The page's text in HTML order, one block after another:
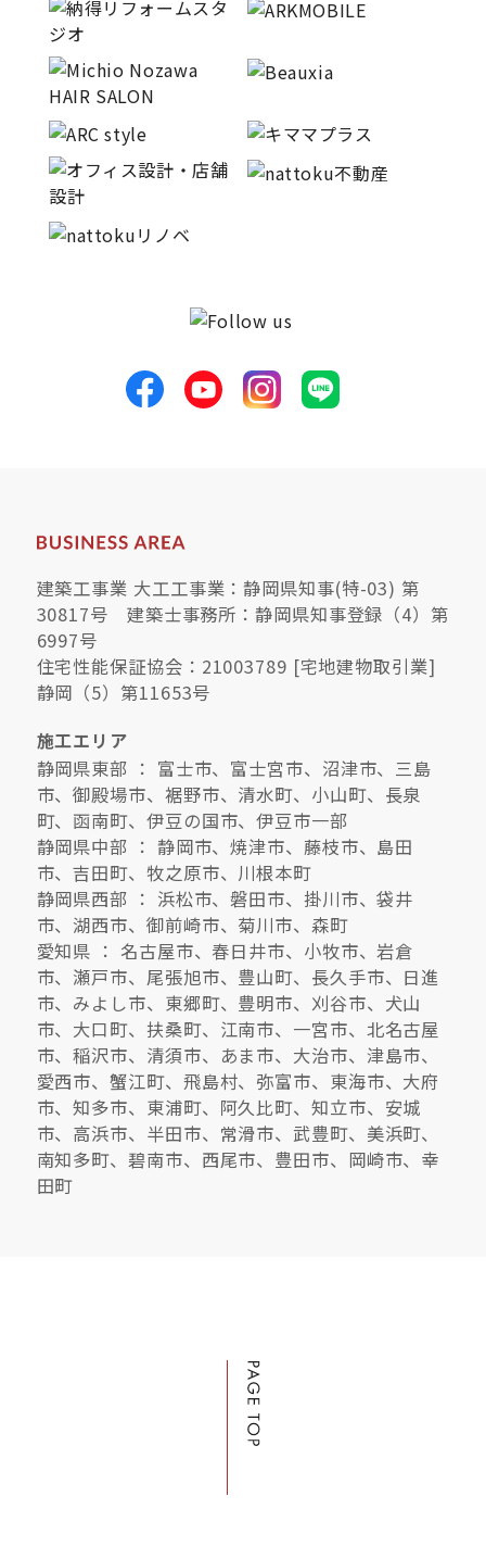
建築工事業 大工工事業：静岡県知事(特-03) 第
30817号 建築士事務所：静岡県知事登録（4）第
6997号
住宅性能保証協会：21003789 [宅地建物取引業]
静岡（5）第11653号
施工エリア
静岡県東部 ： 富士市、富士宮市、沼津市、三島
市、御殿場市、裾野市、清水町、小山町、長泉
町、函南町、伊豆の国市、伊豆市一部
静岡県中部 ： 静岡市、焼津市、藤枝市、島田
市、吉田町、牧之原市、川根本町
静岡県西部 ： 浜松市、磐田市、掛川市、袋井
市、湖西市、御前崎市、菊川市、森町
愛知県 ： 名古屋市、春日井市、小牧市、岩倉
市、瀬戸市、尾張旭市、豊山町、長久手市、日進
市、みよし市、東郷町、豊明市、刈谷市、犬山
市、大口町、扶桑町、江南市、一宮市、北名古屋
市、稲沢市、清須市、あま市、大治市、津島市、
愛西市、蟹江町、飛島村、弥富市、東海市、大府
市、知多市、東浦町、阿久比町、知立市、安城
市、高浜市、半田市、常滑市、武豊町、美浜町、
南知多町、碧南市、西尾市、豊田市、岡崎市、幸
田町